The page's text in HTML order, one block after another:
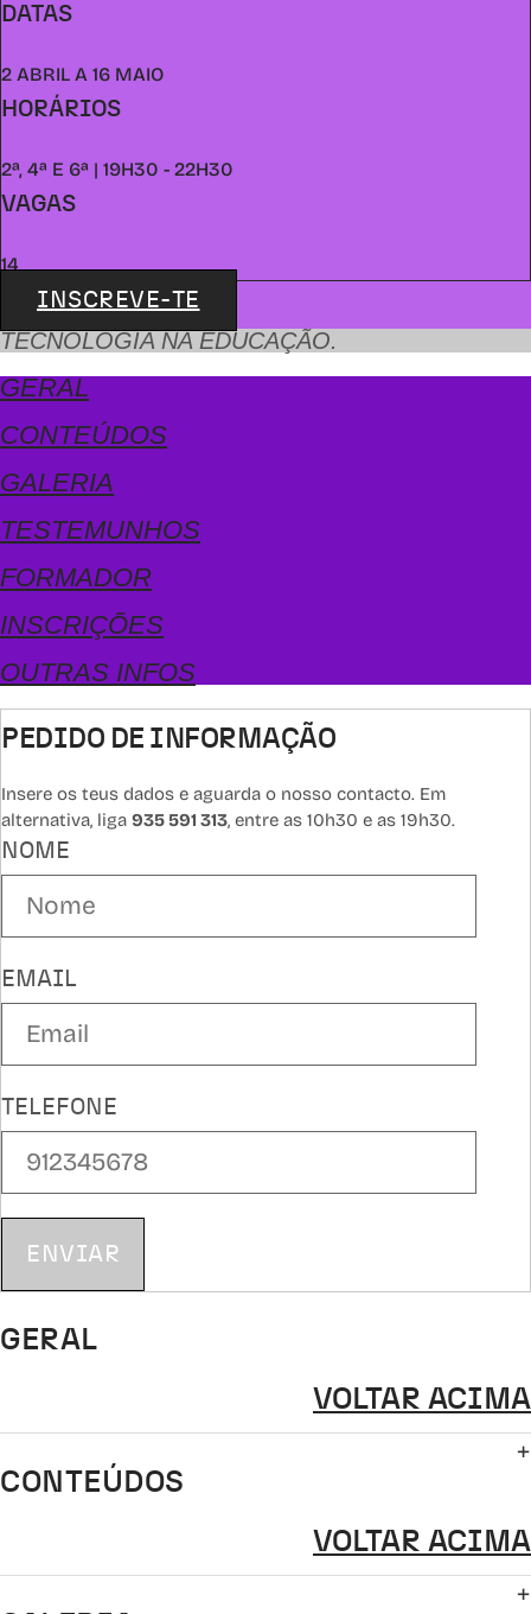
DATAS
2 ABRIL A 16 MAIO
HORÁRIOS
2ª, 4ª E 6ª | 19H30 - 22H30
VAGAS
14
INSCREVE-TE
TECNOLOGIA NA EDUCAÇÃO.
GERAL
CONTEÚDOS
GALERIA
TESTEMUNHOS
FORMADOR
INSCRIÇÕES
OUTRAS INFOS
PEDIDO DE INFORMAÇÃO
Insere os teus dados e aguarda o nosso contacto. Em
alternativa, liga 935 591 313, entre as 10h30 e as 19h30.
NOME
EMAIL
TELEFONE
ENVIAR
GERAL
VOLTAR ACIMA
CONTEÚDOS
VOLTAR ACIMA